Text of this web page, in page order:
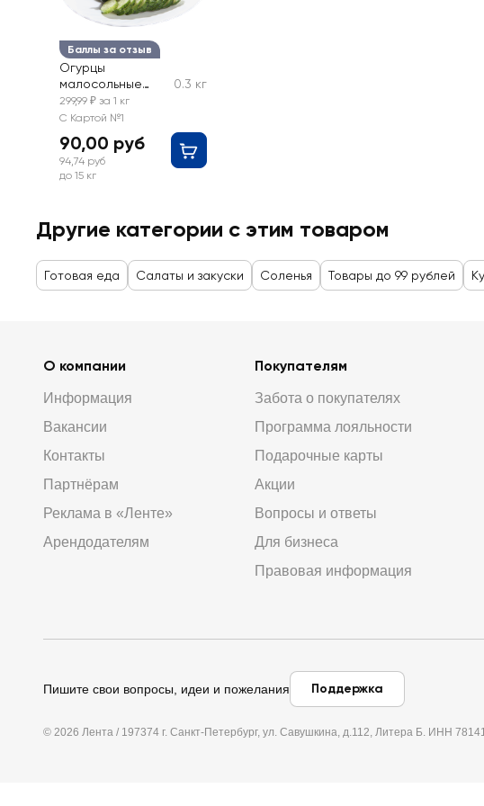
Баллы за отзыв
Огурцы
малосольные
ЛЕНТА FRESH,
весовые
0.3 кг
299,99 ₽ за 1 кг
С Картой №1
90,00 руб
94,74 руб
до 15 кг
Другие категории с этим товаром
Готовая еда Салаты и закуски Соленья Товары до 99 рублей
О компании
Информация
Вакансии
Контакты
Партнёрам
Реклама в «Ленте»
Арендодателям
Покупателям
Забота о покупателях
Программа лояльности
Подарочные карты
Акции
Вопросы и ответы
Для бизнеса
Правовая информация
Пишите свои вопросы, идеи и пожелания Поддержка
© 2026 Лента / 197374 г. Санкт-Петербург, ул. Савушкина, д.112, Литера Б. ИНН